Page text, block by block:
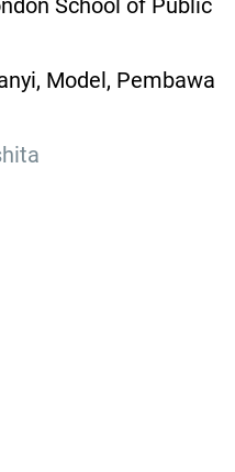
School of Public
Model, Pembawa